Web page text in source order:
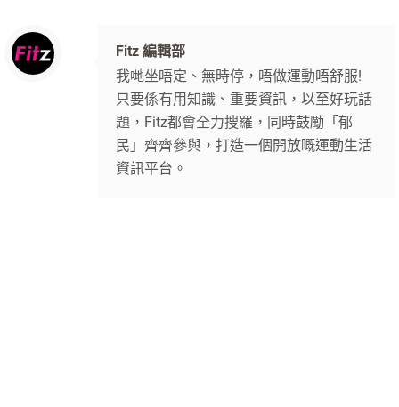
Fitz 編輯部
我哋坐唔定、無時停，唔做運動唔舒服!
只要係有用知識、重要資訊，以至好玩話
題，Fitz都會全力搜羅，同時鼓勵「郁
民」齊齊參與，打造一個開放嘅運動生活
資訊平台。